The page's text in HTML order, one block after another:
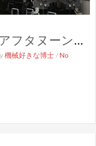
【鉄道】どつぼ列車 アフタヌーンおおぼけ
機械好きな博士 /No